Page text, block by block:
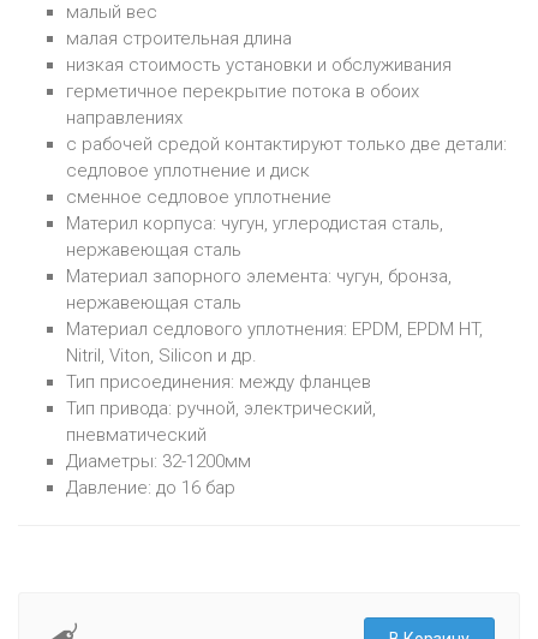
малый вес
малая строительная длина
низкая стоимость установки и обслуживания
герметичное перекрытие потока в обоих
направлениях
с рабочей средой контактируют только две детали:
седловое уплотнение и диск
сменное седловое уплотнение
Материл корпуса: чугун, углеродистая сталь,
нержавеющая сталь
Материал запорного элемента: чугун, бронза,
нержавеющая сталь
Материал седлового уплотнения: EPDM, EPDM HT,
Nitril, Viton, Silicon и др.
Тип присоединения: между фланцев
Тип привода: ручной, электрический,
пневматический
Диаметры: 32-1200мм
Давление: до 16 бар